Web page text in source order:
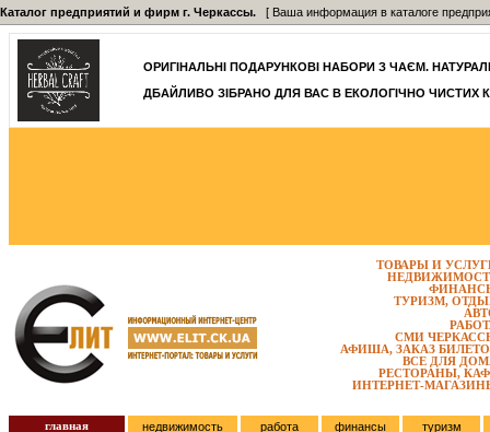
Каталог предприятий и фирм г. Черкассы. [ Ваша информация в каталоге
ОРИГІНАЛЬНІ ПОДАРУНКОВІ НАБОРИ З ЧАЄМ.
ДБАЙЛИВО ЗІБРАНО ДЛЯ ВАС В ЕКОЛОГІЧНО ЧИСТИХ
ТОВАРЫ И
ТУРИЗМ,
СМИ
АФИША, ЗАКАЗ
ВСЕ ДЛЯ
РЕСТОРАНЫ,
ИНТЕРНЕТ-
главная недвижимость работа финансы
туризм